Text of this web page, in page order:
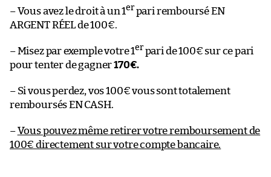
– Vous avez le droit à un 1er pari remboursé EN
ARGENT RÉEL de 100€.
– Misez par exemple votre 1er pari de 100€ sur ce pari
pour tenter de gagner170€.
– Si vous perdez, vos 100€ vous sont totalement
remboursés EN CASH.
–Vous pouvez même retirer votre remboursement de
100€ directement sur votre compte bancaire.